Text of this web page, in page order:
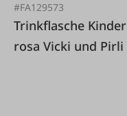
#FA129573
Trinkflasche Kinder
rosa Vicki und Pirli